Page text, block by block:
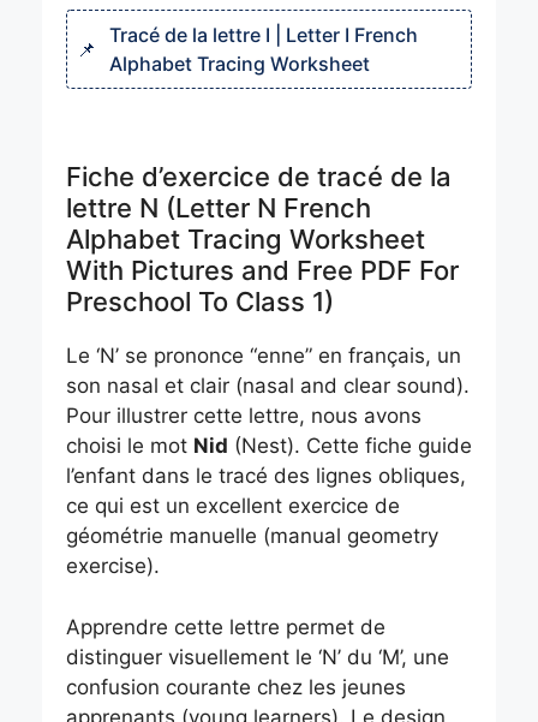
Tracé de la lettre I | Letter I French
Alphabet Tracing Worksheet
Fiche d’exercice de tracé de la
lettre N (Letter N French
Alphabet Tracing Worksheet
With Pictures and Free PDF For
Preschool To Class 1)
Le ‘N’ se prononce “enne” en français, un
son nasal et clair (nasal and clear sound).
Pour illustrer cette lettre, nous avons
choisi le mot Nid (Nest). Cette fiche guide
l’enfant dans le tracé des lignes obliques,
ce qui est un excellent exercice de
géométrie manuelle (manual geometry
exercise).
Apprendre cette lettre permet de
distinguer visuellement le ‘N’ du ‘M’, une
confusion courante chez les jeunes
apprenants (young learners). Le design